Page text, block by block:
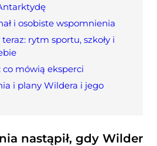
i osobiste wspomnienia
rytm sportu, szkoły i
co mówią eksperci
i plany Wildera i jego
nastąpił, gdy Wilder